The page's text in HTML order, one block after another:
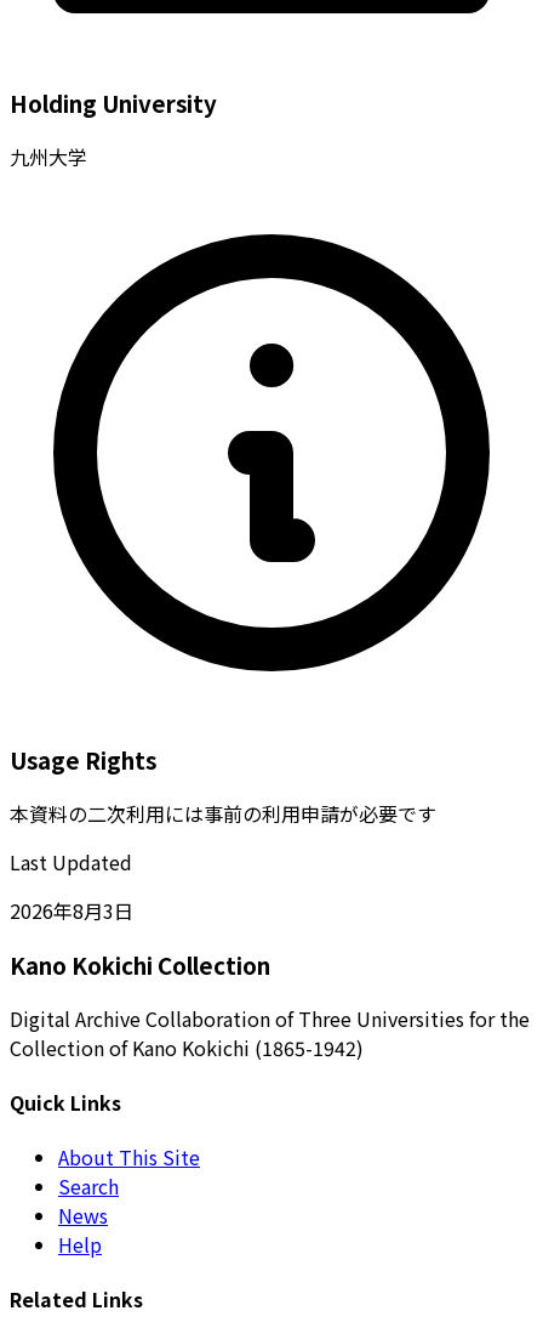
Holding University
九州大学
Usage Rights
本資料の二次利用には事前の利用申請が必要です
Last Updated
2026年8月3日
Kano Kokichi Collection
Digital Archive Collaboration of Three Universities for the
Collection of Kano Kokichi (1865-1942)
Quick Links
About This Site
Search
News
Help
Related Links